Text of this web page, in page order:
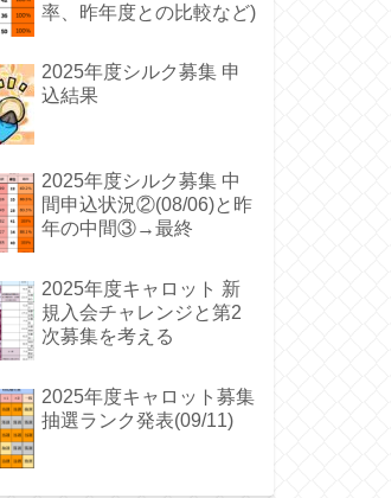
率、昨年度との比較など)
2025年度シルク募集 申
込結果
2025年度シルク募集 中
間申込状況②(08/06)と昨
年の中間③→最終
2025年度キャロット 新
規入会チャレンジと第2
次募集を考える
2025年度キャロット募集
抽選ランク発表(09/11)